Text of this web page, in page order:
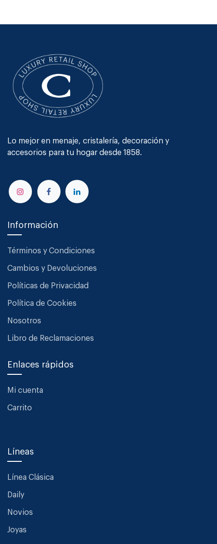
Lo mejor en menaje, cristalería, decoración y
accesorios para tu hogar desde 1858.
Información
Términos y Condiciones
Cambios y Devoluciones
Políticas de Privacidad
Política de Cookies
Nosotros
Libro de Reclamaciones
Enlaces rápidos
Mi cuenta
Carrito
Líneas
Línea Clásica
Daily
Novios
Joyas